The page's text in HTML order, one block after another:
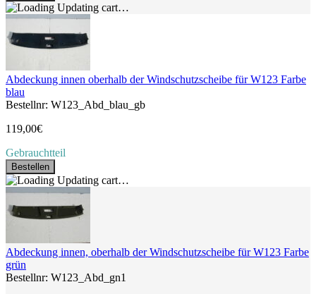
Updating cart…
Abdeckung innen oberhalb der Windschutzscheibe für W123 Farbe
blau
Bestellnr: W123_Abd_blau_gb
119,00€
Gebrauchtteil
Bestellen
Updating cart…
Abdeckung innen, oberhalb der Windschutzscheibe für W123 Farbe
grün
Bestellnr: W123_Abd_gn1